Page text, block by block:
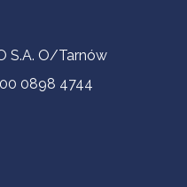
S.A. O/Tarnów
0898 4744